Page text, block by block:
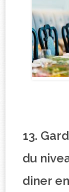
13.
du
diner